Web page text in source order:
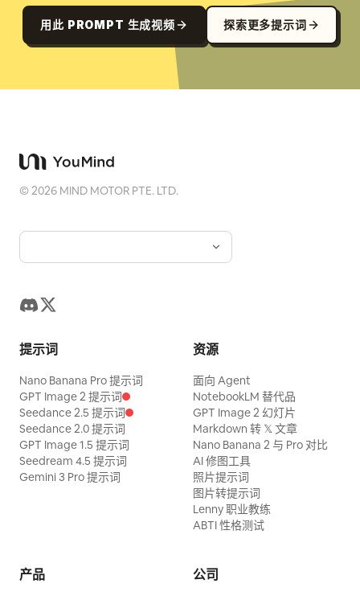
用此 PROMPT 生成视频 探索更多提示词
© 2026 MIND MOTOR PTE. LTD.
提示词
Nano Banana Pro 提示词
GPT Image 2 提示词
Seedance 2.5 提示词
Seedance 2.0 提示词
GPT Image 1.5 提示词
Seedream 4.5 提示词
Gemini 3 Pro 提示词
资源
面向 Agent
NotebookLM 替代品
GPT Image 2 幻灯片
Markdown 转 𝕏 文章
Nano Banana 2 与 Pro 对比
AI 修图工具
照片提示词
图片转提示词
Lenny 职业教练
ABTI 性格测试
产品 公司